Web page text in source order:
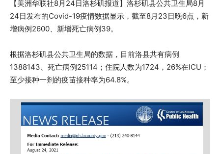
【美洲华联社8月24日洛杉矶报道】洛杉矶县公共卫生局8月
24日发布的Covid-19疫情数据显示，截至8月23日晚6点，新
增病例2600、新增死亡病例39。
根据洛杉矶县公共卫生局的数据，目前洛县共有病例
1388143、死亡病例25114；住院人数为1724，26%在ICU；
至少接种一剂的疫苗接种率为64.8%。